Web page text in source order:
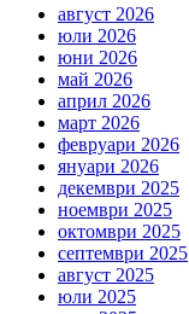
август 2026
юли 2026
юни 2026
май 2026
април 2026
март 2026
февруари 2026
януари 2026
декември 2025
ноември 2025
октомври 2025
септември 2025
август 2025
юли 2025